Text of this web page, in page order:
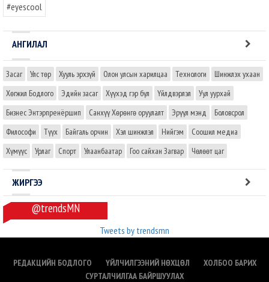
#eyescool
АНГИЛАЛ
Засаг Улс төр Хууль эрхзүй Олон улсын харилцаа Технологи
Шинжлэх ухаан
Хөгжил Бодлого
Эдийн засаг Хүүхэд гэр бүл Үйлдвэрлэл
Уул уурхай
Бизнес Энтэрпренёршип
Санхүү Хөрөнгө оруулалт Эрүүл мэнд
Боловсрол
Философи
Түүх Байгаль орчин Хэл шинжлэл Нийгэм
Соошил медиа
Хүмүүс
Урлаг Спорт Улаанбаатар Гоо сайхан Загвар Чөлөөт цаг
ЖИРГЭЭ
@trendsMN
Tweets by trendsmn
РЕДАКЦИЙН БОДЛОГО ҮЙЛЧИЛГЭЭНИЙ НӨХЦӨЛ
ХОЛБОО БАРИХ
СУРТАЛЧИЛГАА БАЙРШУУЛАХ